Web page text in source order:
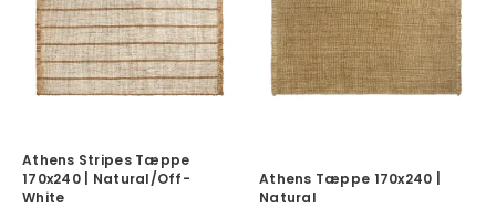
Athens Stripes Tæppe
170x240 | Natural/Off-
White
Athens Tæppe 170x240 |
Natural